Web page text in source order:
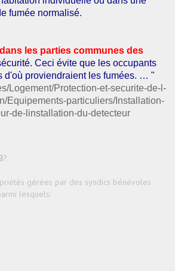
fumée normalisé.
les parties communes des
Ceci évite que les occupants
d'où proviendraient les fumées. … "
Logement/Protection-et-securite-de-l-
Equipements-particuliers/Installation-
de-linstallation-du-detecteur
?
gérées par des syndics bénévoles
lesquels: